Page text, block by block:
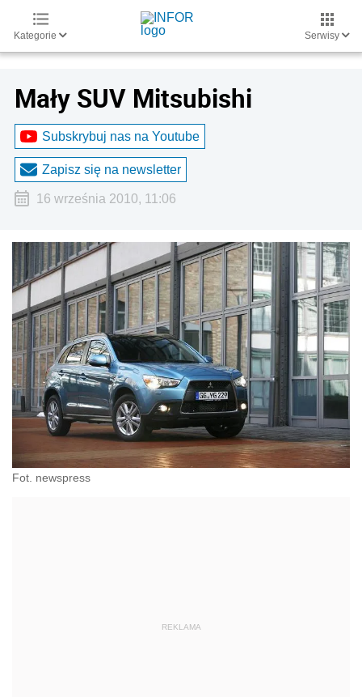
Kategorie Serwisy
Mały SUV Mitsubishi
Subskrybuj nas na Youtube
Zapisz się na newsletter
16 września 2010, 11:06
Fot. newspress